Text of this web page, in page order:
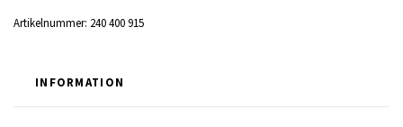
Artikelnummer: 240 400 915
INFORMATION